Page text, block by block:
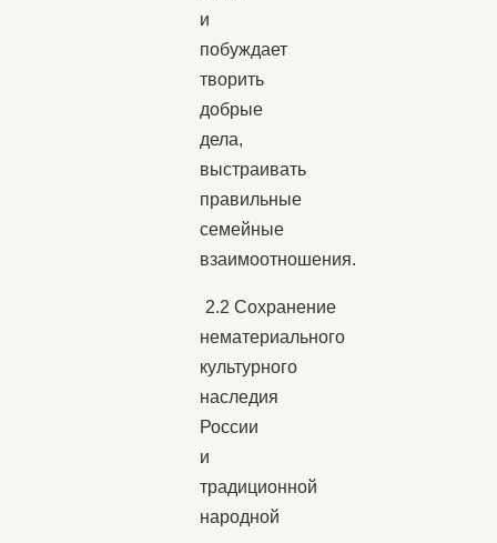
и
побуждает
творить
добрые
дела,
выстраивать
правильные
семейные
взаимоотношения.
2.2 Сохранение
нематериального
культурного
наследия
России
и
традиционной
народной